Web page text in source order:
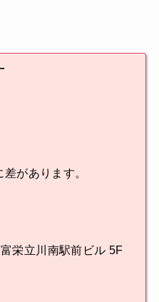
があります。
栄立川南駅前ビル 5F